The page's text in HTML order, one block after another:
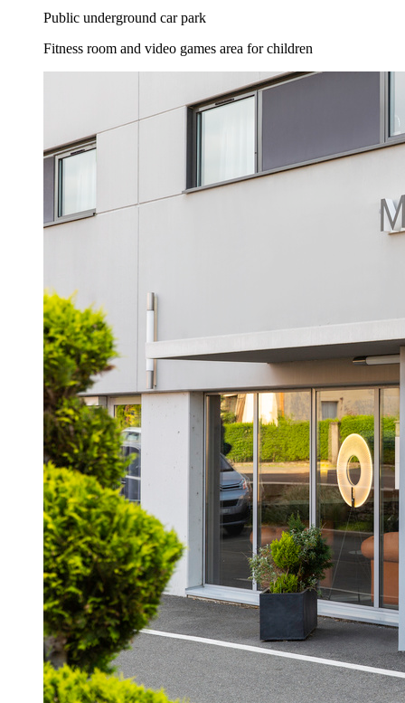
Public underground car park
Fitness room and video games area for children